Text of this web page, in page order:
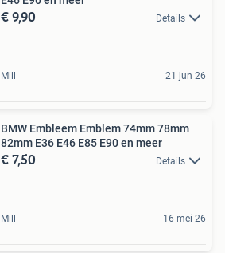
€ 9,90 Details
Mill 21 jun 26
BMW Embleem Emblem 74mm 78mm
82mm E36 E46 E85 E90 en meer
€ 7,50 Details
Mill 16 mei 26